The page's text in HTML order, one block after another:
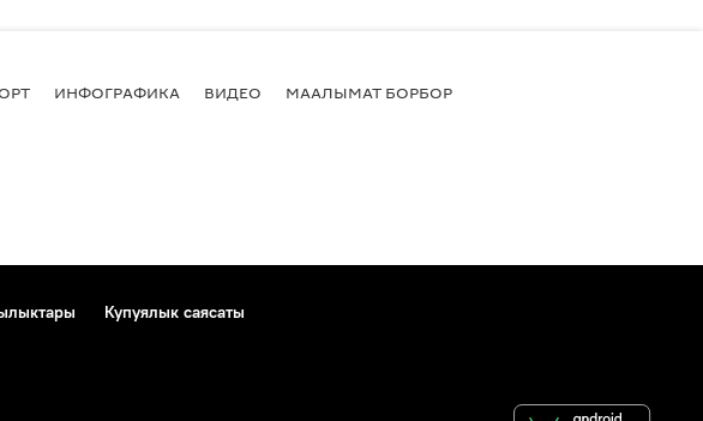
ИНФОГРАФИКА ВИДЕО МААЛЫМАТ БОРБОР
Купуялык саясаты